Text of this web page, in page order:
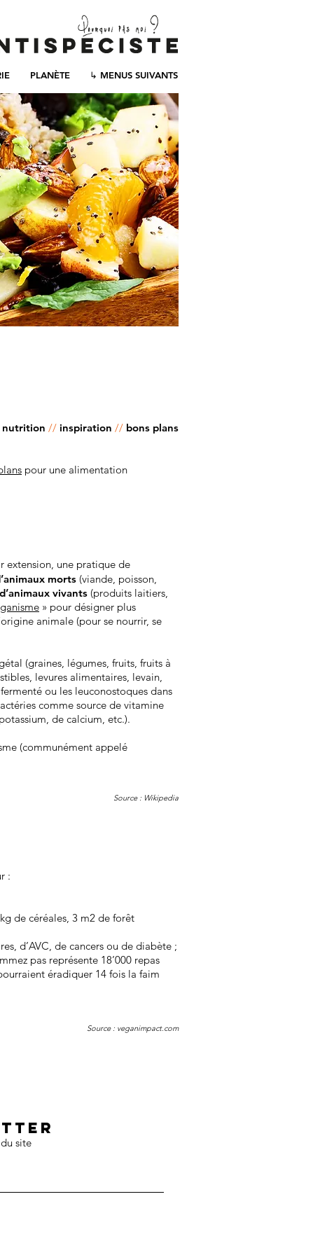
PLANÈTE ↳ MENUS SUIVANTS
nutrition // inspiration // bons plans
pour une alimentation
extension, une pratique de
morts (viande, poisson,
vivants (produits laitiers,
» pour désigner plus
animale (pour se nourrir, se
(graines, légumes, fruits, fruits à
levures alimentaires, levain,
ou les leuconostoques dans
comme source de vitamine
de calcium, etc.).
(communément appelé
Source : Wikipedia
:
de céréales, 3 m2 de forêt
d’AVC, de cancers ou de diabète ;
pas représente 18’000 repas
éradiquer 14 fois la faim
Source : veganimpact.com
site